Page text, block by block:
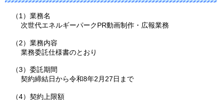
（1）業務名
次世代エネルギーパークPR動画制作・広報業務
（2）業務内容
業務委託仕様書のとおり
（3）委託期間
契約締結日から令和8年2月27日まで
（4）契約上限額